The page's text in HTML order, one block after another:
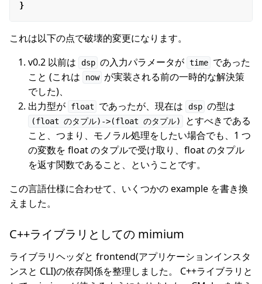
}
これは以下の点で破壊的変更になります。
v0.2 以前は
dsp の入力パラメータが time であった
こと (これは
now が実装される前の一時的な解決策
でした)、
出力型が
float であったが、現在は dsp の型は
(float のタプル)->(float のタプル)
とすべきである
こと、つまり、モノラル処理をしたい場合でも、1 つ
の変数を float のタプルで受け取り、float のタプル
を返す関数であること、ということです。
この言語仕様に合わせて、いくつかの example を書き換
えました。
C++ライブラリとしての mimium
ライブラリヘッダと frontend(アプリケーションインスタ
ンスと CLI)の依存関係を整理しました。 C++ライブラリと